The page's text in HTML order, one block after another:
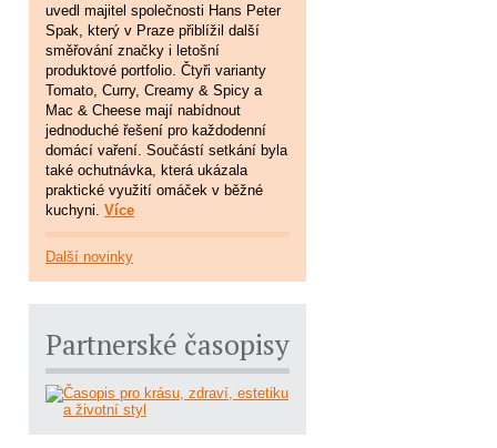
uvedl majitel společnosti Hans Peter
Spak, který v Praze přiblížil další
směřování značky i letošní
produktové portfolio. Čtyři varianty
Tomato, Curry, Creamy & Spicy a
Mac & Cheese mají nabídnout
jednoduché řešení pro každodenní
domácí vaření. Součástí setkání byla
také ochutnávka, která ukázala
praktické využití omáček v běžné
kuchyni. Více
Další novinky
Partnerské časopisy